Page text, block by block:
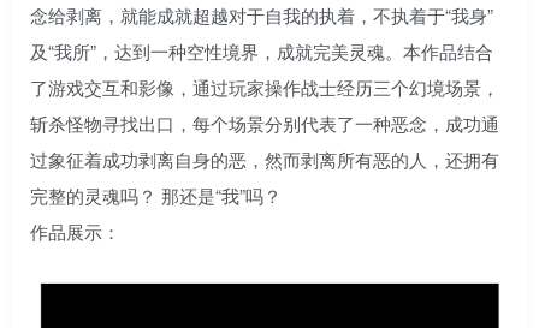
念给剥离，就能成就超越对于自我的执着，不执着于“我身”
及“我所”，达到一种空性境界，成就完美灵魂。本作品结合
了游戏交互和影像，通过玩家操作战士经历三个幻境场景，
斩杀怪物寻找出口，每个场景分别代表了一种恶念，成功通
过象征着成功剥离自身的恶，然而剥离所有恶的人，还拥有
完整的灵魂吗？ 那还是“我”吗？
作品展示：